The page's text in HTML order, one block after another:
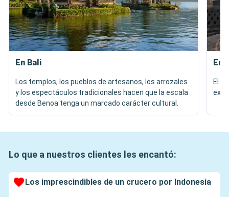
En Bali
Los templos, los pueblos de artesanos, los arrozales
y los espectáculos tradicionales hacen que la escala
desde Benoa tenga un marcado carácter cultural.
En
El
Lo que a nuestros clientes les encantó:
Los imprescindibles de un crucero por Indonesia